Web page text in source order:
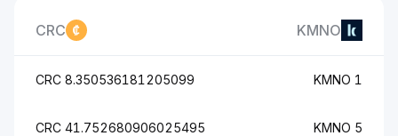
KMNO
CRC
1 KMNO
8.350536181205099 CRC
5 KMNO
41.752680906025495 CRC